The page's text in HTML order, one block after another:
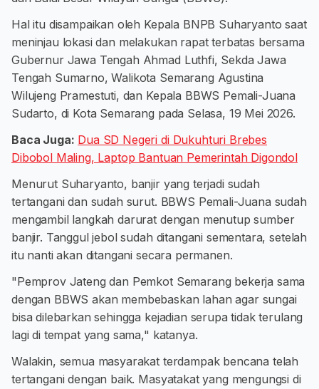
Hal itu disampaikan oleh Kepala BNPB Suharyanto saat
meninjau lokasi dan melakukan rapat terbatas bersama
Gubernur Jawa Tengah Ahmad Luthfi, Sekda Jawa
Tengah Sumarno, Walikota Semarang Agustina
Wilujeng Pramestuti, dan Kepala BBWS Pemali-Juana
Sudarto, di Kota Semarang pada Selasa, 19 Mei 2026.
Baca Juga: Dua SD Negeri di Dukuhturi Brebes
Dibobol Maling, Laptop Bantuan Pemerintah Digondol
Menurut Suharyanto, banjir yang terjadi sudah
tertangani dan sudah surut. BBWS Pemali-Juana sudah
mengambil langkah darurat dengan menutup sumber
banjir. Tanggul jebol sudah ditangani sementara, setelah
itu nanti akan ditangani secara permanen.
"Pemprov Jateng dan Pemkot Semarang bekerja sama
dengan BBWS akan membebaskan lahan agar sungai
bisa dilebarkan sehingga kejadian serupa tidak terulang
lagi di tempat yang sama," katanya.
Walakin, semua masyarakat terdampak bencana telah
tertangani dengan baik. Masyatakat yang mengungsi di